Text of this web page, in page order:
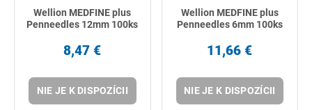
Wellion MEDFINE plus
Penneedles 12mm 100ks
8,47 €
NIE JE K DISPOZÍCII
Wellion MEDFINE plus
Penneedles 6mm 100ks
11,66 €
NIE JE K DISPOZÍCII